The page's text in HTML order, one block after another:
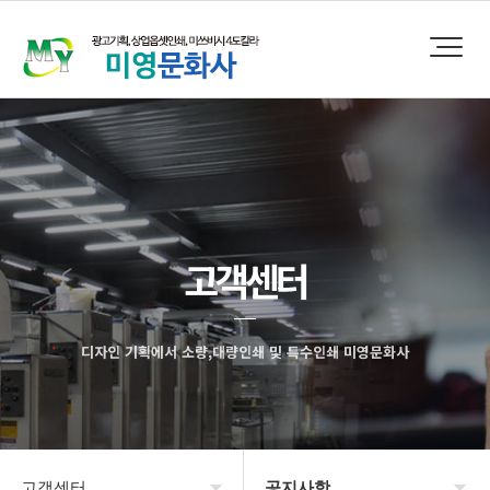
고객센터
디자인 기획에서 소량,대량인쇄 및 특수인쇄 미영문화사